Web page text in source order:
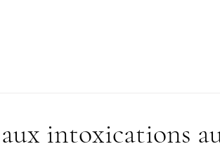
intoxications